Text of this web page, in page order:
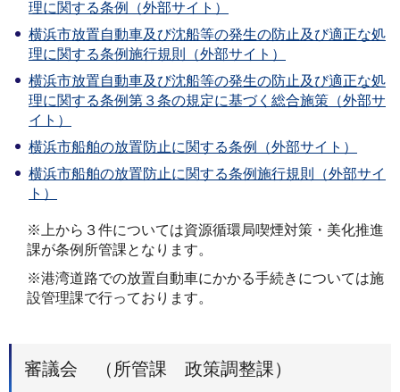
理に関する条例（外部サイト）
横浜市放置自動車及び沈船等の発生の防止及び適正な処
理に関する条例施行規則（外部サイト）
横浜市放置自動車及び沈船等の発生の防止及び適正な処
理に関する条例第３条の規定に基づく総合施策（外部サ
イト）
横浜市船舶の放置防止に関する条例（外部サイト）
横浜市船舶の放置防止に関する条例施行規則（外部サイ
ト）
※上から３件については資源循環局喫煙対策・美化推進
課が条例所管課となります。
※港湾道路での放置自動車にかかる手続きについては施
設管理課で行っております。
審議会 （所管課 政策調整課）